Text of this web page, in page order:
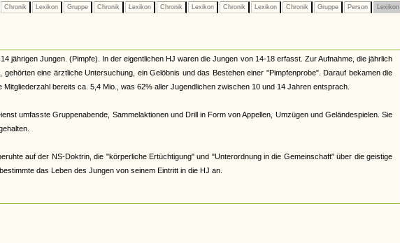
Chronik Lexikon Gruppe Chronik Lexikon Chronik Lexikon Chronik Lexikon Chronik Gruppe Person Lexikon
jährigen Jungen. (Pimpfe). In der eigentlichen HJ waren die Jungen von 14-18 erfasst. Zur Aufnahme, die jährlich
eine ärztliche Untersuchung, ein Gelöbnis und das Bestehen einer "Pimpfenprobe". Darauf bekamen die
bereits ca. 5,4 Mio., was 62% aller Jugendlichen zwischen 10 und 14 Jahren entsprach.
umfasste Gruppenabende, Sammelaktionen und Drill in Form von Appellen, Umzügen und Geländespielen. Sie
auf der NS-Doktrin, die "körperliche Ertüchtigung" und "Unterordnung in die Gemeinschaft" über die geistige
das Leben des Jungen von seinem Eintritt in die HJ an.